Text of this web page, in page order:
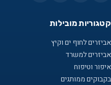
קטגוריות מובילות
אביזרים לחוף ים וקיץ
אביזרים למשרד
איפור וטיפוח
בקבוקים ממותגים